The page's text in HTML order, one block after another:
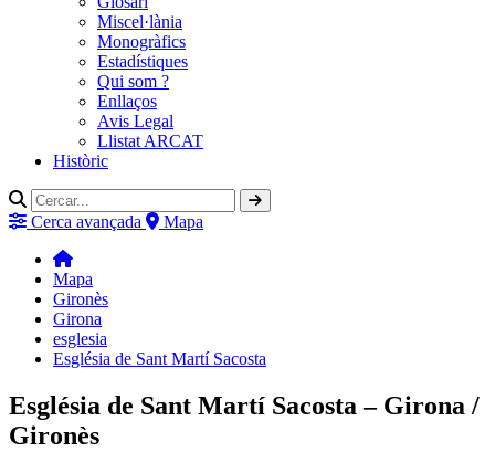
Miscel·lània
Monogràfics
Estadístiques
Qui som ?
Enllaços
Avis Legal
Llistat ARCAT
Històric
Cerca avançada Mapa
Mapa
Gironès
Girona
esglesia
Església de Sant Martí Sacosta
Església de Sant Martí Sacosta – Girona /
Gironès